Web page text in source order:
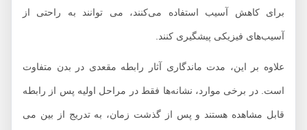
برای کاهش آسیب استفاده می‌کنند، می توانند به راحتی از
آسیب‌های فیزیکی پیشگیری کنند.
علاوه بر این، مدت ماندگاری آثار رابطه مقعدی در بدن متفاوت
است. در برخی موارد، نشانه‌ها فقط در مراحل اولیه پس از رابطه
قابل مشاهده هستند و پس از گذشت زمان، به تدریج از بین می